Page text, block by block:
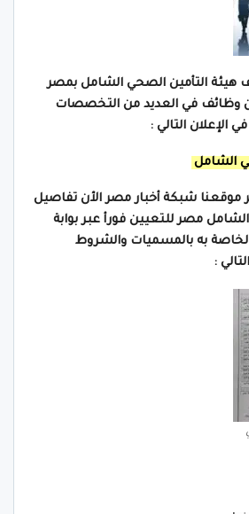
هيئة التأمين الصحي الشامل بمصر
وظائف في العديد من التخصصات
الإعلان التالي :
الشامل
شبكة أخبار مصر الأن تفاصيل
مصر للتعيين فورأ عبر بوابة
الخاصة به بالمسميات والشروط
: